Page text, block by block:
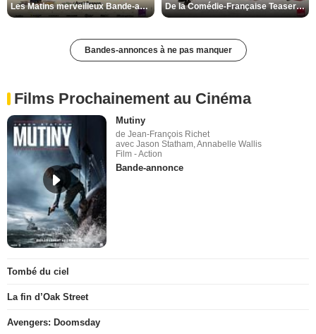
Les Matins merveilleux Bande-annonce VF De la Comédie-Française Teaser VF
Bandes-annonces à ne pas manquer
Films Prochainement au Cinéma
Mutiny
de Jean-François Richet
avec Jason Statham, Annabelle Wallis
Film - Action
Bande-annonce
Tombé du ciel
La fin d’Oak Street
Avengers: Doomsday